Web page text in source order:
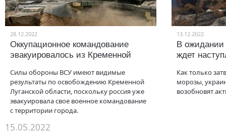
28.12.2022
Оккупационное командование
эвакуировалось из Кременной
Силы обороны ВСУ имеют видимые
результаты по освобождению Кременной
Луганской области, поскольку россия уже
эвакуировала свое военное командование
с территории города.
13.12.2022
В ожидании
ждет
Как только
морозы,
возобновят
15.05.2022